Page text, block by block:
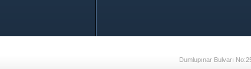
Dumlupınar Bulvarı